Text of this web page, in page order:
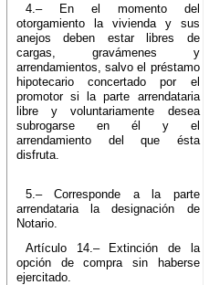
4.– En el momento del
otorgamiento la vivienda y sus
anejos deben estar libres de
cargas, gravámenes y
arrendamientos, salvo el préstamo
hipotecario concertado por el
promotor si la parte arrendataria
libre y voluntariamente desea
subrogarse en él y el
arrendamiento del que ésta
disfruta.
5.– Corresponde a la parte
arrendataria la designación de
Notario.
Artículo 14.– Extinción de la
opción de compra sin haberse
ejercitado.